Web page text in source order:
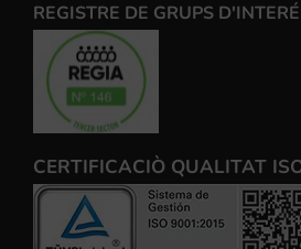
REGISTRE DE GRUPS
CERTIFICACIÒ QUALITAT